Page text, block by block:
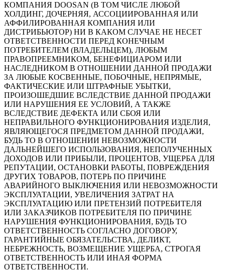
КОМПАНИЯ DOOSAN (В ТОМ ЧИСЛЕ ЛЮБОЙ
ХОЛДИНГ, ДОЧЕРНЯЯ, АССОЦИИРОВАННАЯ ИЛИ
АФФИЛИРОВАННАЯ КОМПАНИЯ ИЛИ
ДИСТРИБЬЮТОР) НИ В КАКОМ СЛУЧАЕ НЕ НЕСЕТ
ОТВЕТСТВЕННОСТИ ПЕРЕД КОНЕЧНЫМ
ПОТРЕБИТЕЛЕМ (ВЛАДЕЛЬЦЕМ), ЛЮБЫМ
ПРАВОПРЕЕМНИКОМ, БЕНЕФИЦИАРОМ ИЛИ
НАСЛЕДНИКОМ В ОТНОШЕНИИ ДАННОЙ ПРОДАЖИ
ЗА ЛЮБЫЕ КОСВЕННЫЕ, ПОБОЧНЫЕ, НЕПРЯМЫЕ,
ФАКТИЧЕСКИЕ ИЛИ ШТРАФНЫЕ УБЫТКИ,
ПРОИЗОШЕДШИЕ ВСЛЕДСТВИЕ ДАННОЙ ПРОДАЖИ
ИЛИ НАРУШЕНИЯ ЕЕ УСЛОВИЙ, А ТАКЖЕ
ВСЛЕДСТВИЕ ДЕФЕКТА ИЛИ СБОЯ ИЛИ
НЕПРАВИЛЬНОГО ФУНКЦИОНИРОВАНИЯ ИЗДЕЛИЯ,
ЯВЛЯЮЩЕГОСЯ ПРЕДМЕТОМ ДАННОЙ ПРОДАЖИ,
БУДЬ ТО В ОТНОШЕНИИ НЕВОЗМОЖНОСТИ
ДАЛЬНЕЙШЕГО ИСПОЛЬЗОВАНИЯ, НЕПОЛУЧЕННЫХ
ДОХОДОВ ИЛИ ПРИБЫЛИ, ПРОЦЕНТОВ, УЩЕРБА ДЛЯ
РЕПУТАЦИИ, ОСТАНОВКИ РАБОТЫ, ПОВРЕЖДЕНИЯ
ДРУГИХ ТОВАРОВ, ПОТЕРЬ ПО ПРИЧИНЕ
АВАРИЙНОГО ВЫКЛЮЧЕНИЯ ИЛИ НЕВОЗМОЖНОСТИ
ЭКСПЛУАТАЦИИ, УВЕЛИЧЕНИЯ ЗАТРАТ НА
ЭКСПЛУАТАЦИЮ ИЛИ ПРЕТЕНЗИЙ ПОТРЕБИТЕЛЯ
ИЛИ ЗАКАЗЧИКОВ ПОТРЕБИТЕЛЯ ПО ПРИЧИНЕ
НАРУШЕНИЯ ФУНКЦИОНИРОВАНИЯ, БУДЬ ТО
ОТВЕТСТВЕННОСТЬ СОГЛАСНО ДОГОВОРУ,
ГАРАНТИЙНЫЕ ОБЯЗАТЕЛЬСТВА, ДЕЛИКТ,
НЕБРЕЖНОСТЬ, ВОЗМЕЩЕНИЕ УЩЕРБА, СТРОГАЯ
ОТВЕТСТВЕННОСТЬ ИЛИ ИНАЯ ФОРМА
ОТВЕТСТВЕННОСТИ.